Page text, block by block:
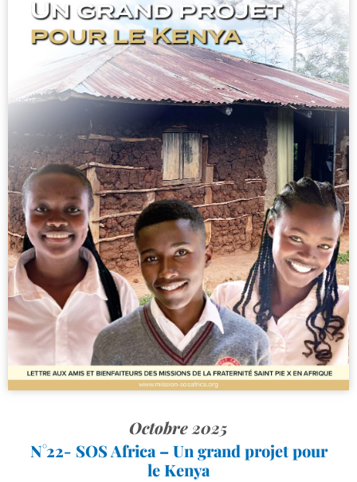
Octobre 2025
N°22- SOS Africa – Un grand projet pour
le Kenya